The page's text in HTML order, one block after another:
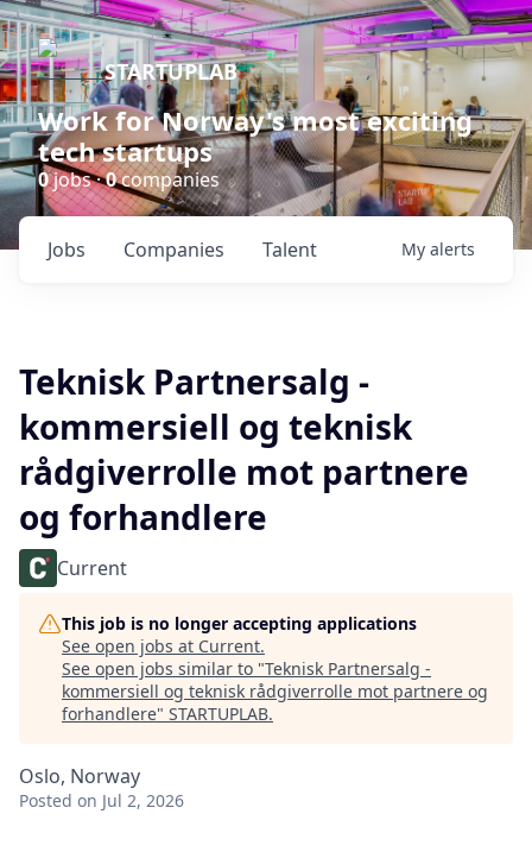
STARTUPLAB
Work for Norway's most exciting
tech startups
0jobs ·0companies
Jobs Companies Talent My alerts
Teknisk Partnersalg -
kommersiell og teknisk
rådgiverrolle mot partnere
og forhandlere
Current
This job is no longer accepting applications
See open jobs at Current.
See open jobs similar to "Teknisk Partnersalg -
kommersiell og teknisk rådgiverrolle mot partnere og
forhandlere" STARTUPLAB.
Oslo, Norway
Posted on Jul 2, 2026